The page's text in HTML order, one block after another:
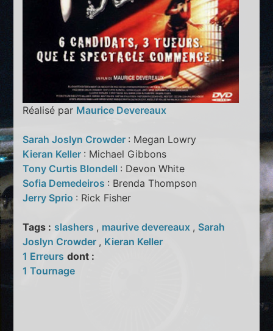
Réalisé par Maurice Devereaux
Sarah Joslyn Crowder : Megan Lowry
Kieran Keller : Michael Gibbons
Tony Curtis Blondell : Devon White
Sofia Demedeiros : Brenda Thompson
Jerry Sprio : Rick Fisher
Tags : slashers , maurive devereaux , Sarah
Joslyn Crowder , Kieran Keller
1 Erreurs dont :
1 Tournage